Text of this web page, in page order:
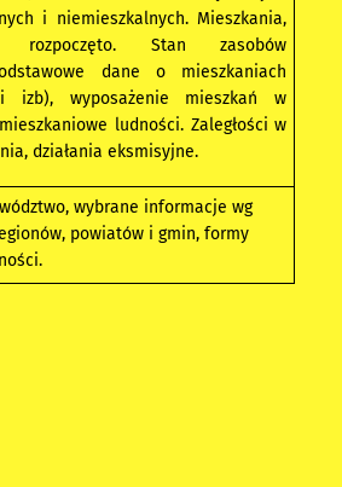
i niemieszkalnych. Mieszkania,
rozpoczęto. Stan zasobów
dane o mieszkaniach
izb), wyposażenie mieszkań w
ludności. Zaległości w
działania eksmisyjne.
wybrane informacje wg
powiatów i gmin, formy